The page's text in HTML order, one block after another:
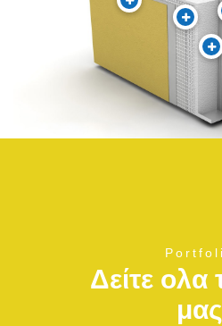
Δείτε ολα
μας